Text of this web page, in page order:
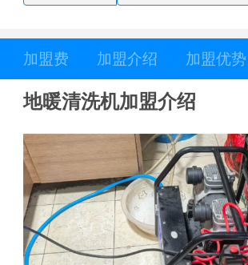
加盟费 加盟介绍 加盟优势
地暖清洗机加盟介绍